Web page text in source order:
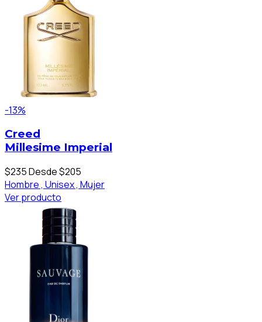
-13%
Creed
Millesime Imperial
$235Desde $205
Hombre , Unisex , Mujer
Ver producto